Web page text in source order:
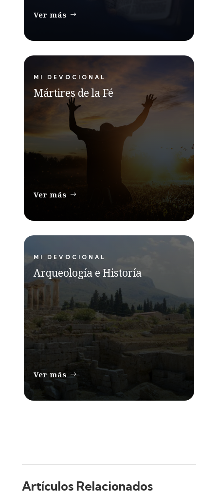
Ver más
MI DEVOCIONAL
Mártires de la Fé
Ver más
MI DEVOCIONAL
Arqueología e Historía
Ver más
Artículos Relacionados